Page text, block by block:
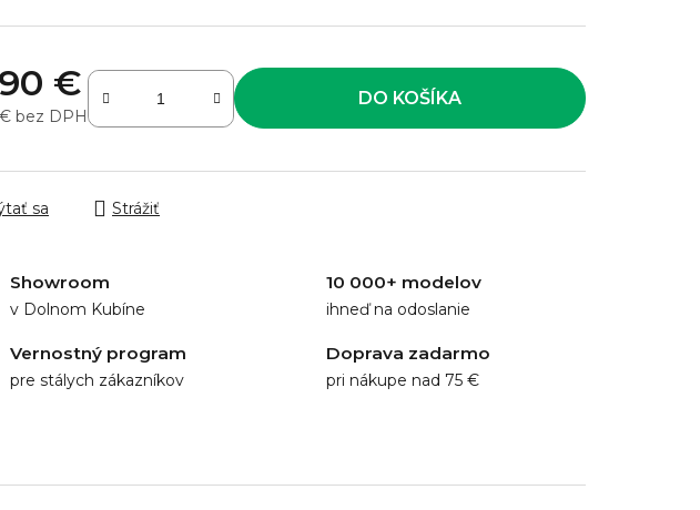
€
bez DPH
DO KOŠÍKA
sa Strážiť
Showroom
v Dolnom Kubíne
10 000+ modelov
ihneď na odoslanie
Vernostný program
pre stálych zákazníkov
Doprava zadarmo
pri nákupe nad 75 €